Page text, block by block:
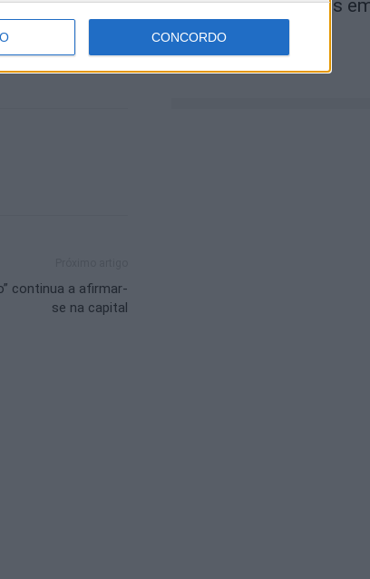
CONCORDO
continua a afirmar-
se na capital
de 300 participantes
7 de Agosto, 2026